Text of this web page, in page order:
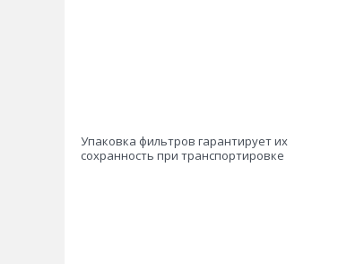
Упаковка фильтров гарантирует их
сохранность при транспортировке